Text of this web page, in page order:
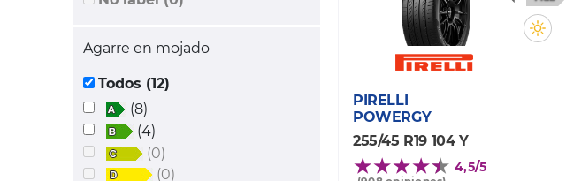
Agarre en mojado
Todos (12)
(8)
(4)
(0)
(0)
PIRELLI
POWERGY
255/45 R19 104 Y
4,5/5